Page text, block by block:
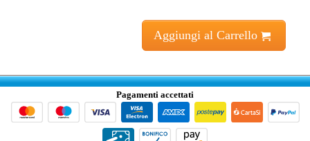
Aggiungi al Carrello
Pagamenti accettati